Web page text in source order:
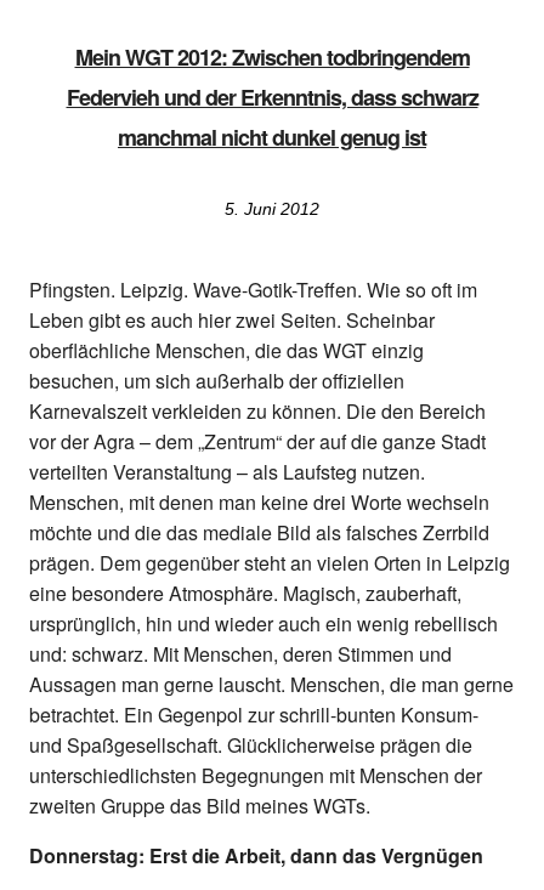
Mein WGT 2012: Zwischen todbringendem
Federvieh und der Erkenntnis, dass schwarz
manchmal nicht dunkel genug ist
5. Juni 2012
Pfingsten. Leipzig. Wave-Gotik-Treffen. Wie so oft im
Leben gibt es auch hier zwei Seiten. Scheinbar
oberflächliche Menschen, die das WGT einzig
besuchen, um sich außerhalb der offiziellen
Karnevalszeit verkleiden zu können. Die den Bereich
vor der Agra – dem „Zentrum“ der auf die ganze Stadt
verteilten Veranstaltung – als Laufsteg nutzen.
Menschen, mit denen man keine drei Worte wechseln
möchte und die das mediale Bild als falsches Zerrbild
prägen. Dem gegenüber steht an vielen Orten in Leipzig
eine besondere Atmosphäre. Magisch, zauberhaft,
ursprünglich, hin und wieder auch ein wenig rebellisch
und: schwarz. Mit Menschen, deren Stimmen und
Aussagen man gerne lauscht. Menschen, die man gerne
betrachtet. Ein Gegenpol zur schrill-bunten Konsum-
und Spaßgesellschaft. Glücklicherweise prägen die
unterschiedlichsten Begegnungen mit Menschen der
zweiten Gruppe das Bild meines WGTs.
Donnerstag: Erst die Arbeit, dann das Vergnügen